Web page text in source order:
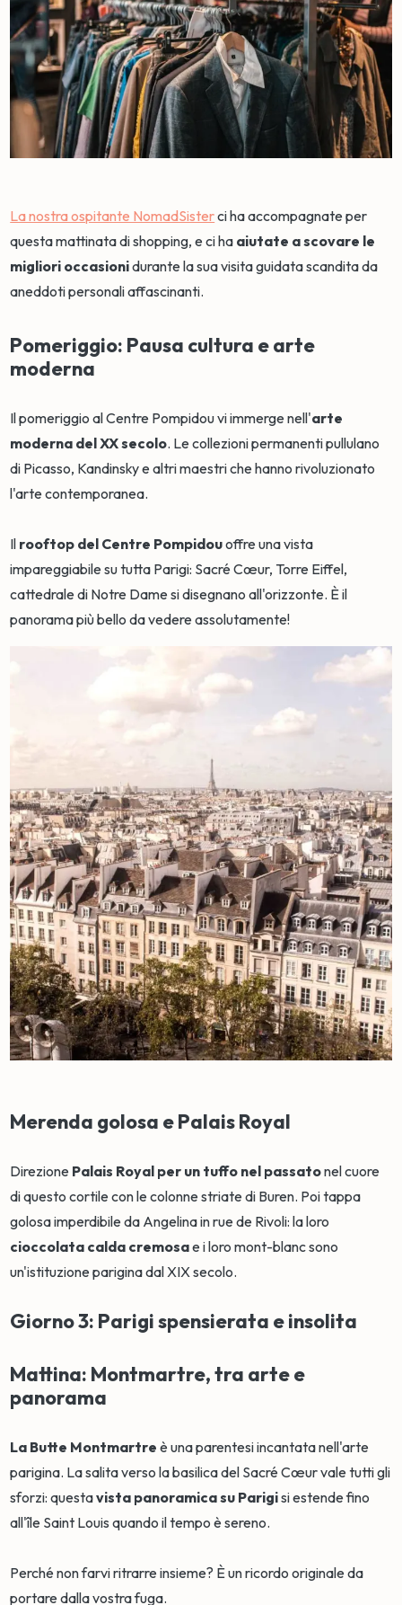
La nostra ospitante NomadSisterci ha accompagnate per
questa mattinata di shopping, e ci ha aiutate a scovare le
migliori occasionidurante la sua visita guidata scandita da
aneddoti personali affascinanti.
Pomeriggio: Pausa cultura e arte
moderna
Il pomeriggio al Centre Pompidou vi immerge nell'arte
moderna del XX secolo. Le collezioni permanenti pullulano
di Picasso, Kandinsky e altri maestri che hanno rivoluzionato
l'arte contemporanea.
Il rooftop del Centre Pompidouoffre una vista
impareggiabile su tutta Parigi: Sacré Cœur, Torre Eiffel,
cattedrale di Notre Dame si disegnano all'orizzonte. È il
panorama più bello da vedere assolutamente!
Merenda golosa e Palais Royal
Direzione Palais Royal per un tuffo nel passatonel cuore
di questo cortile con le colonne striate di Buren. Poi tappa
golosa imperdibile da Angelina in rue de Rivoli: la loro
cioccolata calda cremosae i loro mont-blanc sono
un'istituzione parigina dal XIX secolo.
Giorno 3: Parigi spensierata e insolita
Mattina: Montmartre, tra arte e
panorama
La Butte Montmartre è una parentesi incantata nell'arte
parigina. La salita verso la basilica del Sacré Cœur vale tutti gli
sforzi: questavista panoramica su Parigisi estende fino
all'île Saint Louis quando il tempo è sereno.
Perché non farvi ritrarre insieme? È un ricordo originale da
portare dalla vostra fuga.